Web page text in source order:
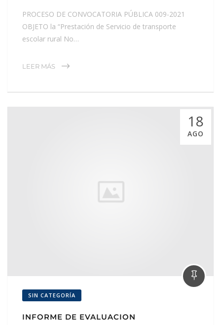
PROCESO DE CONVOCATORIA PÚBLICA 009-2021
OBJETO la “Prestación de Servicio de transporte
escolar rural No…
LEER MÁS
18
AGO
SIN CATEGORÍA
INFORME DE EVALUACION